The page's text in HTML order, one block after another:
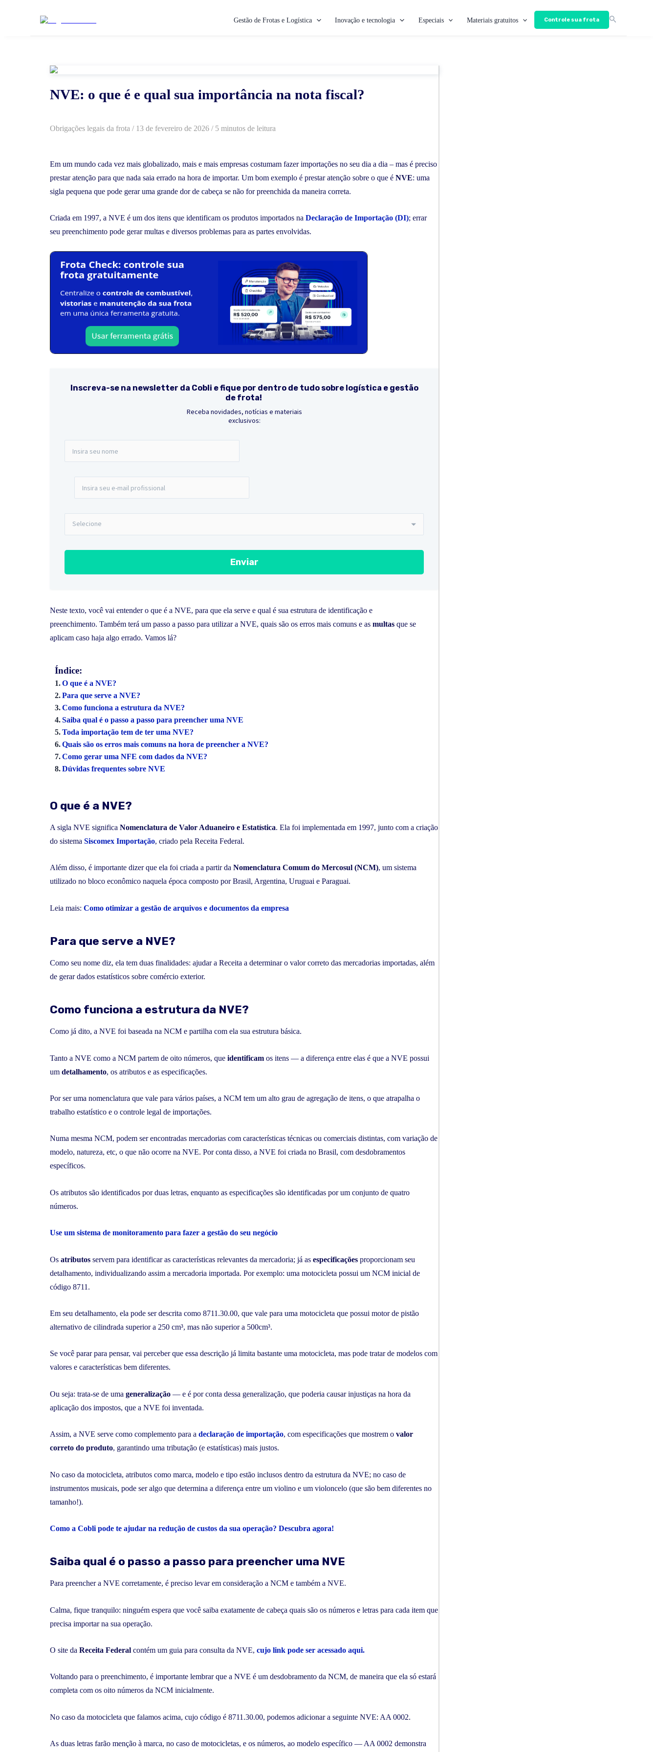
Gestão de Frotas e Logística Inovação e tecnologia Especiais Materiais gratuitos Controle sua frota
NVE: o que é e qual sua importância na nota fiscal?
Obrigações legais da frota / 13 de fevereiro de 2026 / 5 minutos de leitura
Em um mundo cada vez mais globalizado, mais e mais empresas costumam fazer importações no seu dia a dia – mas é preciso
prestar atenção para que nada saia errado na hora de importar. Um bom exemplo é prestar atenção sobre o que é NVE: uma
sigla pequena que pode gerar uma grande dor de cabeça se não for preenchida da maneira correta.
Criada em 1997, a NVE é um dos itens que identificam os produtos importados na Declaração de Importação (DI); errar
seu preenchimento pode gerar multas e diversos problemas para as partes envolvidas.
Inscreva-se na newsletter da Cobli e fique por dentro de tudo sobre logística e gestão
de frota!
Receba novidades, notícias e materiais
exclusivos:
Neste texto, você vai entender o que é a NVE, para que ela serve e qual é sua estrutura de identificação e
preenchimento. Também terá um passo a passo para utilizar a NVE, quais são os erros mais comuns e as multas que se
aplicam caso haja algo errado. Vamos lá?
Índice:
O que é a NVE?
Para que serve a NVE?
Como funciona a estrutura da NVE?
Saiba qual é o passo a passo para preencher uma NVE
Toda importação tem de ter uma NVE?
Quais são os erros mais comuns na hora de preencher a NVE?
Como gerar uma NFE com dados da NVE?
Dúvidas frequentes sobre NVE
O que é a NVE?
A sigla NVE significa Nomenclatura de Valor Aduaneiro e Estatística. Ela foi implementada em 1997, junto com a criação
do sistema Siscomex Importação, criado pela Receita Federal.
Além disso, é importante dizer que ela foi criada a partir da Nomenclatura Comum do Mercosul (NCM), um sistema
utilizado no bloco econômico naquela época composto por Brasil, Argentina, Uruguai e Paraguai.
Leia mais: Como otimizar a gestão de arquivos e documentos da empresa
Para que serve a NVE?
Como seu nome diz, ela tem duas finalidades: ajudar a Receita a determinar o valor correto das mercadorias importadas, além
de gerar dados estatísticos sobre comércio exterior.
Como funciona a estrutura da NVE?
Como já dito, a NVE foi baseada na NCM e partilha com ela sua estrutura básica.
Tanto a NVE como a NCM partem de oito números, que identificam os itens — a diferença entre elas é que a NVE possui
um detalhamento, os atributos e as especificações.
Por ser uma nomenclatura que vale para vários países, a NCM tem um alto grau de agregação de itens, o que atrapalha o
trabalho estatístico e o controle legal de importações.
Numa mesma NCM, podem ser encontradas mercadorias com características técnicas ou comerciais distintas, com variação de
modelo, natureza, etc, o que não ocorre na NVE. Por conta disso, a NVE foi criada no Brasil, com desdobramentos
específicos.
Os atributos são identificados por duas letras, enquanto as especificações são identificadas por um conjunto de quatro
números.
Use um sistema de monitoramento para fazer a gestão do seu negócio
Os atributos servem para identificar as características relevantes da mercadoria; já as especificações proporcionam seu
detalhamento, individualizando assim a mercadoria importada. Por exemplo: uma motocicleta possui um NCM inicial de
código 8711.
Em seu detalhamento, ela pode ser descrita como 8711.30.00, que vale para uma motocicleta que possui motor de pistão
alternativo de cilindrada superior a 250 cm³, mas não superior a 500cm³.
Se você parar para pensar, vai perceber que essa descrição já limita bastante uma motocicleta, mas pode tratar de modelos com
valores e características bem diferentes.
Ou seja: trata-se de uma generalização — e é por conta dessa generalização, que poderia causar injustiças na hora da
aplicação dos impostos, que a NVE foi inventada.
Assim, a NVE serve como complemento para a declaração de importação, com especificações que mostrem o valor
correto do produto, garantindo uma tributação (e estatísticas) mais justos.
No caso da motocicleta, atributos como marca, modelo e tipo estão inclusos dentro da estrutura da NVE; no caso de
instrumentos musicais, pode ser algo que determina a diferença entre um violino e um violoncelo (que são bem diferentes no
tamanho!).
Como a Cobli pode te ajudar na redução de custos da sua operação? Descubra agora!
Saiba qual é o passo a passo para preencher uma NVE
Para preencher a NVE corretamente, é preciso levar em consideração a NCM e também a NVE.
Calma, fique tranquilo: ninguém espera que você saiba exatamente de cabeça quais são os números e letras para cada item que
precisa importar na sua operação.
O site da Receita Federal contém um guia para consulta da NVE, cujo link pode ser acessado aqui.
Voltando para o preenchimento, é importante lembrar que a NVE é um desdobramento da NCM, de maneira que ela só estará
completa com os oito números da NCM inicialmente.
No caso da motocicleta que falamos acima, cujo código é 8711.30.00, podemos adicionar a seguinte NVE: AA 0002.
As duas letras farão menção à marca, no caso de motocicletas, e os números, ao modelo específico — AA 0002 demonstra